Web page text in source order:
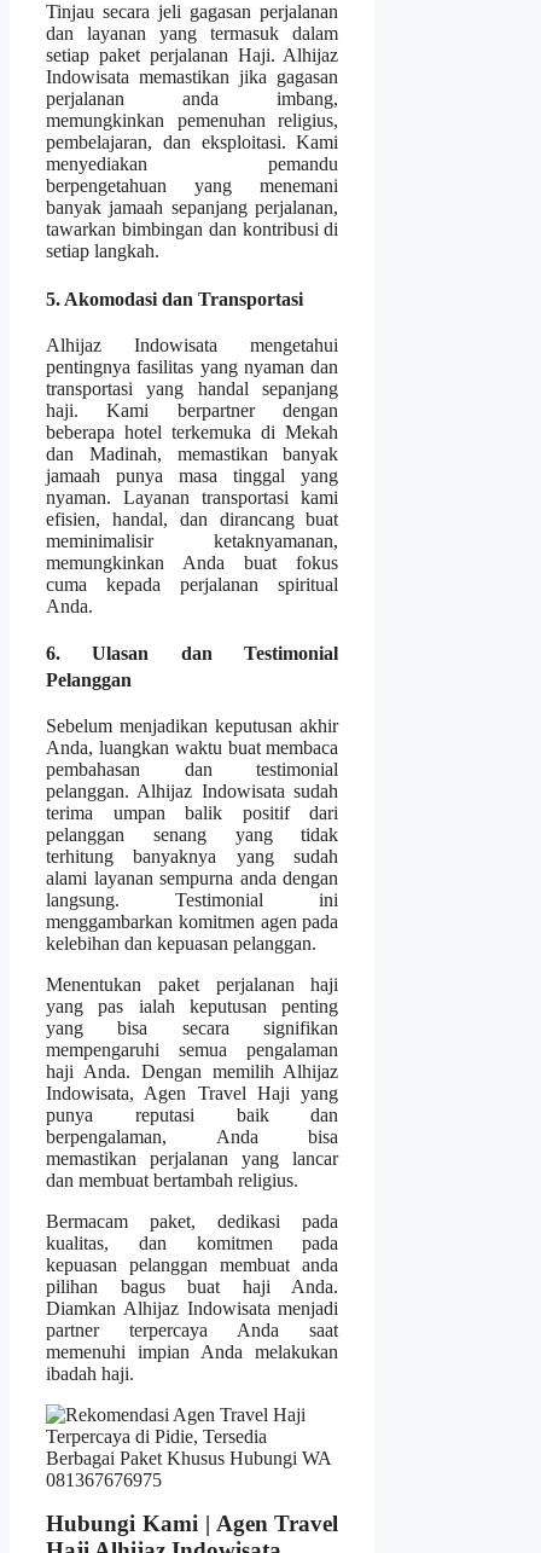
Tinjau secara jeli gagasan perjalanan
dan layanan yang termasuk dalam
setiap paket perjalanan Haji. Alhijaz
Indowisata memastikan jika gagasan
perjalanan anda imbang,
memungkinkan pemenuhan religius,
pembelajaran, dan eksploitasi. Kami
menyediakan pemandu
berpengetahuan yang menemani
banyak jamaah sepanjang perjalanan,
tawarkan bimbingan dan kontribusi di
setiap langkah.
5. Akomodasi dan Transportasi
Alhijaz Indowisata mengetahui
pentingnya fasilitas yang nyaman dan
transportasi yang handal sepanjang
haji. Kami berpartner dengan
beberapa hotel terkemuka di Mekah
dan Madinah, memastikan banyak
jamaah punya masa tinggal yang
nyaman. Layanan transportasi kami
efisien, handal, dan dirancang buat
meminimalisir ketaknyamanan,
memungkinkan Anda buat fokus
cuma kepada perjalanan spiritual
Anda.
6. Ulasan dan Testimonial
Pelanggan
Sebelum menjadikan keputusan akhir
Anda, luangkan waktu buat membaca
pembahasan dan testimonial
pelanggan. Alhijaz Indowisata sudah
terima umpan balik positif dari
pelanggan senang yang tidak
terhitung banyaknya yang sudah
alami layanan sempurna anda dengan
langsung. Testimonial ini
menggambarkan komitmen agen pada
kelebihan dan kepuasan pelanggan.
Menentukan paket perjalanan haji
yang pas ialah keputusan penting
yang bisa secara signifikan
mempengaruhi semua pengalaman
haji Anda. Dengan memilih Alhijaz
Indowisata, Agen Travel Haji yang
punya reputasi baik dan
berpengalaman, Anda bisa
memastikan perjalanan yang lancar
dan membuat bertambah religius.
Bermacam paket, dedikasi pada
kualitas, dan komitmen pada
kepuasan pelanggan membuat anda
pilihan bagus buat haji Anda.
Diamkan Alhijaz Indowisata menjadi
partner terpercaya Anda saat
memenuhi impian Anda melakukan
ibadah haji.
Hubungi Kami | Agen Travel